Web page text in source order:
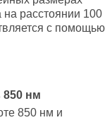
на расстоянии 100
с помощью
850 нм
850 нм и